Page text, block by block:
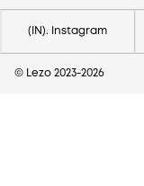
(IN). Instagram
© Lezo 2023-2026